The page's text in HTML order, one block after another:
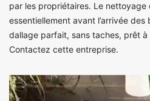
par les propriétaires. Le nettoyage
essentiellement avant l’arrivée
dallage parfait, sans taches, prêt à
Contactez cette entreprise.